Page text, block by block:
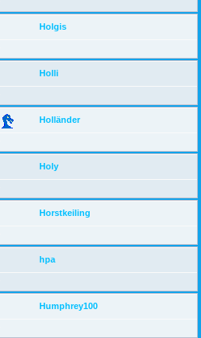
Holgis
Holli
Holländer
Holy
Horstkeiling
hpa
Humphrey100